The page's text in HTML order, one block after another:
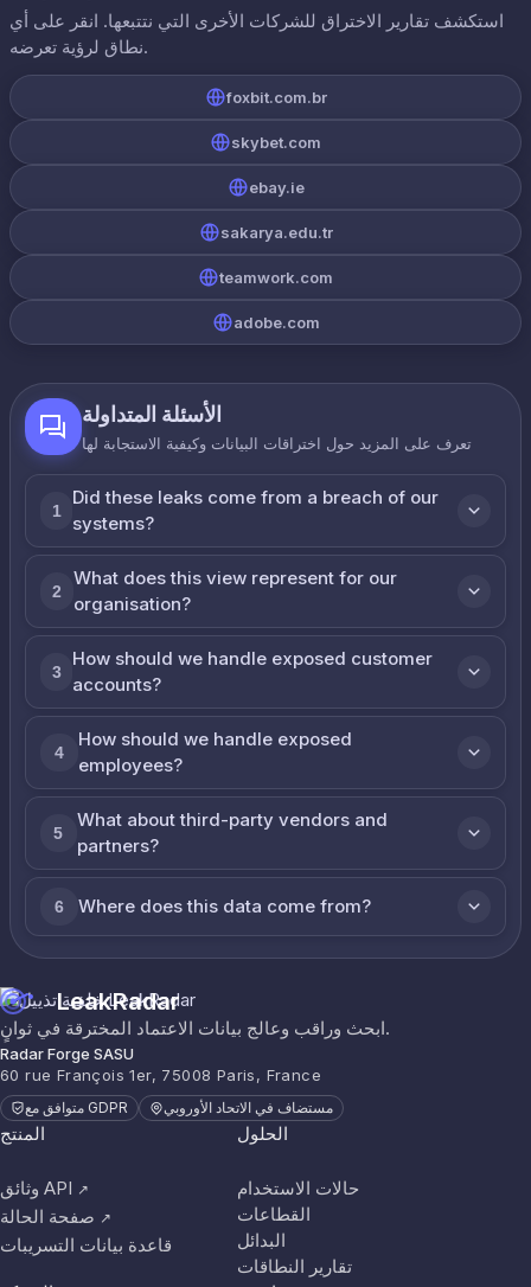
استكشف تقارير الاختراق للشركات الأخرى التي نتتبعها. انقر على أي
نطاق لرؤية تعرضه.
foxbit.com.br
skybet.com
ebay.ie
sakarya.edu.tr
teamwork.com
adobe.com
الأسئلة المتداولة
تعرف على المزيد حول اختراقات البيانات وكيفية الاستجابة لها
1
Did these leaks come from a breach of our
systems?
2
What does this view represent for our
organisation?
3
How should we handle exposed customer
accounts?
4
How should we handle exposed
employees?
5
What about third-party vendors and
partners?
6 Where does this data come from?
LeakRadar
ابحث وراقب وعالج بيانات الاعتماد المخترقة في ثوانٍ.
Radar Forge SASU
60 rue François 1er, 75008 Paris, France
متوافق مع GDPR مستضاف في الاتحاد الأوروبي
المنتج
وثائق API ↗
صفحة الحالة ↗
قاعدة بيانات التسريبات
الحلول
حالات الاستخدام
القطاعات
البدائل
تقارير النطاقات